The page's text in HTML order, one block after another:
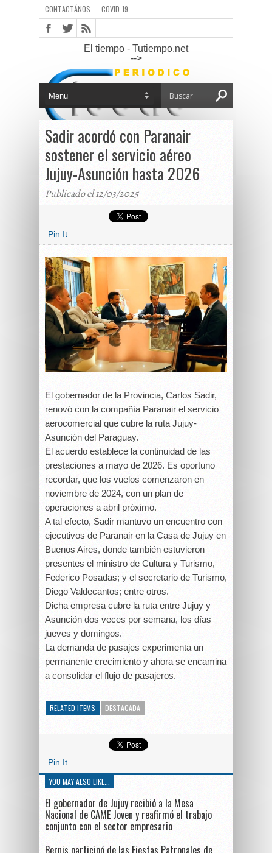
CONTACTÁNOS COVID-19
El tiempo - Tutiempo.net
-->
Sadir acordó con Paranair
sostener el servicio aéreo
Jujuy-Asunción hasta 2026
Publicado el 12/03/2025
Pin It
El gobernador de la Provincia, Carlos Sadir,
renovó con la compañía Paranair el servicio
aerocomercial que cubre la ruta Jujuy-
Asunción del Paraguay.
El acuerdo establece la continuidad de las
prestaciones a mayo de 2026. Es oportuno
recordar, que los vuelos comenzaron en
noviembre de 2024, con un plan de
operaciones a abril próximo.
A tal efecto, Sadir mantuvo un encuentro con
ejecutivos de Paranair en la Casa de Jujuy en
Buenos Aires, donde también estuvieron
presentes el ministro de Cultura y Turismo,
Federico Posadas; y el secretario de Turismo,
Diego Valdecantos; entre otros.
Dicha empresa cubre la ruta entre Jujuy y
Asunción dos veces por semana, los días
jueves y domingos.
La demanda de pasajes experimenta un
permanente crecimiento y ahora se encamina
a consolidar el flujo de pasajeros.
RELATED ITEMS DESTACADA
Pin It
YOU MAY ALSO LIKE...
El gobernador de Jujuy recibió a la Mesa
Nacional de CAME Joven y reafirmó el trabajo
conjunto con el sector empresario
Bernis participó de las Fiestas Patronales de